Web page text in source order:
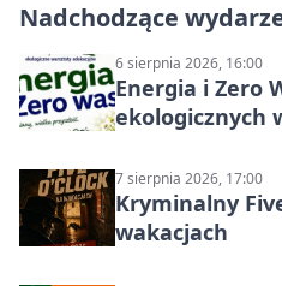
Nadchodzące
6 sierpnia 2026, 16:00
Energia i Zero
ekologicznych
7 sierpnia 2026, 17:00
Kryminalny
wakacjach